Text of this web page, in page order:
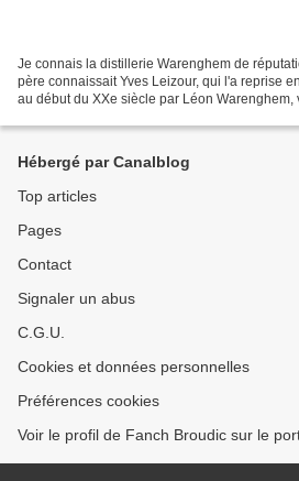
Je connais la distillerie Warenghem de
père connaissait Yves Leizour, qui l'a reprise
au début du XXe siècle par Léon Warenghem,
Hébergé par Canalblog
Top articles
Pages
Contact
Signaler un abus
C.G.U.
Cookies et données personnelles
Préférences cookies
Voir le profil de Fanch Broudic sur le